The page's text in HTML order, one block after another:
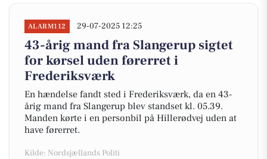
ALARM112 29-07-2025 12:25
43-årig mand fra Slangerup sigtet
for kørsel uden førerret i
Frederiksværk
En hændelse fandt sted i Frederiksværk, da en 43-
årig mand fra Slangerup blev standset kl. 05.39.
Manden kørte i en personbil på Hillerødvej uden at
have førerret.
Kilde: Nordsjællands Politi